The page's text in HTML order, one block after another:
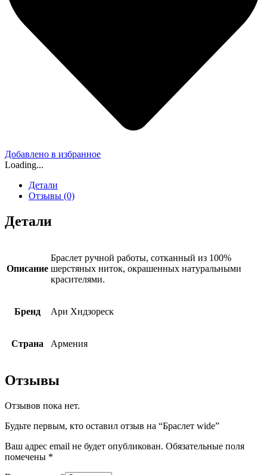
Добавлено в избранное
Loading...
Детали
Отзывы (0)
Детали
Описание
Браслет ручной работы, сотканный из 100%
шерстяных ниток, окрашенных натуральными
красителями.
Бренд Ари Хндзореск
Страна Армения
Отзывы
Отзывов пока нет.
Будьте первым, кто оставил отзыв на “Браслет wide”
Ваш адрес email не будет опубликован. Обязательные поля
помечены *